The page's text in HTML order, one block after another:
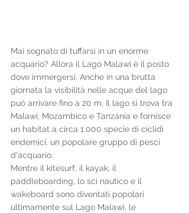
Mai sognato di tuffarsi in un enorme
acquario? Allora il Lago Malawi è il posto
dove immergersi. Anche in una brutta
giornata la visibilità nelle acque del lago
può arrivare fino a 20 m. Il lago si trova tra
Malawi, Mozambico e Tanzania e fornisce
un habitat a circa 1.000 specie di ciclidi
endemici, un popolare gruppo di pesci
d'acquario.
Mentre il kitesurf, il kayak, il
paddleboarding, lo sci nautico e il
wakeboard sono diventati popolari
ultimamente sul Lago Malawi, le